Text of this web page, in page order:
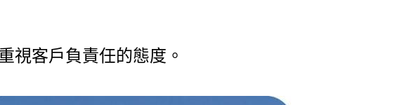
視客戶負責任的態度。